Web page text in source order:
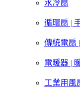
水冷扇
循環扇 |
傳統電扇
電暖器 |
工業用風